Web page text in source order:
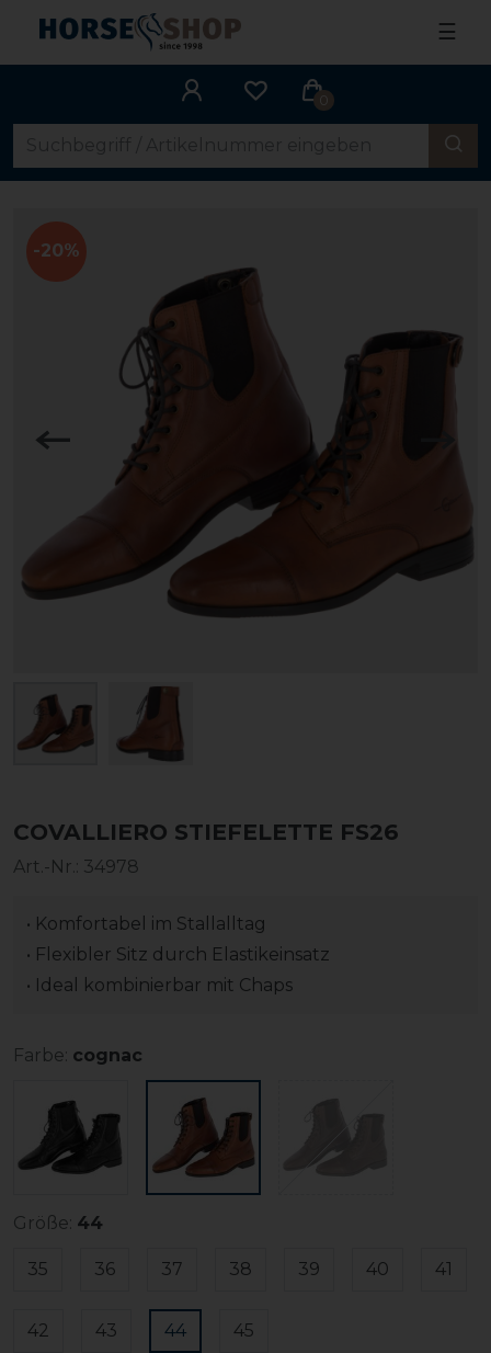
☰
0
-20%
COVALLIERO STIEFELETTE FS26
Art.-Nr.: 34978
• Komfortabel im Stallalltag
• Flexibler Sitz durch Elastikeinsatz
• Ideal kombinierbar mit Chaps
Farbe: cognac
Größe: 44
35 36 37 38 39 40 41
42 43 44 45